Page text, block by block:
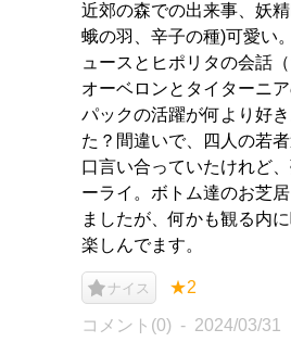
近郊の森での出来事、妖精
蛾の羽、辛子の種)可愛い
ュースとヒポリタの会話
オーベロンとタイターニ
パックの活躍が何より好
た？間違いで、四人の若
口言い合っていたけれど
ーライ。ボトム達のお芝
ましたが、何かも観る内
楽しんでます。
ナイス ★2
コメント(0) 2024/03/31